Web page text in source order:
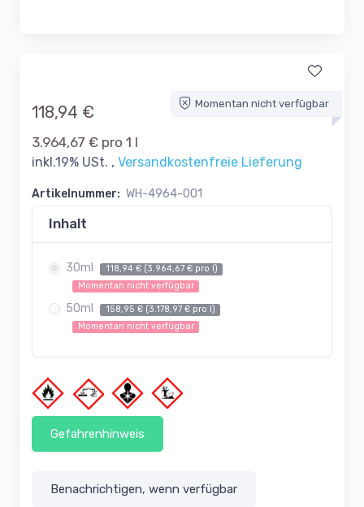
Momentan nicht verfügbar
118,94 €
3.964,67 € pro 1 l
inkl.19% USt. , Versandkostenfreie Lieferung
Artikelnummer: WH-4964-001
Inhalt
30ml
118,94 € (3.964,67 € pro l)
Momentan nicht verfügbar
50ml
158,95 € (3.178,97 € pro l)
Momentan nicht verfügbar
Gefahrenhinweis
Benachrichtigen, wenn verfügbar